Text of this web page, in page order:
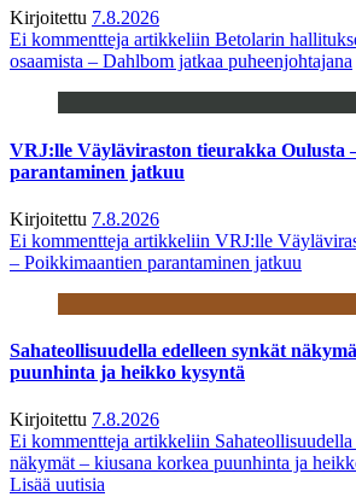
Kirjoitettu 7.8.2026
Ei kommentteja artikkeliin Betolarin
osaamista – Dahlbom jatkaa puheenjohtajana
VRJ:lle Väyläviraston tieurakka Oulusta
parantaminen jatkuu
Kirjoitettu 7.8.2026
Ei kommentteja artikkeliin VRJ:lle
– Poikkimaantien parantaminen jatkuu
Sahateollisuudella edelleen synkät
puunhinta ja heikko kysyntä
Kirjoitettu 7.8.2026
Ei kommentteja artikkeliin Sahateollisuudella
näkymät – kiusana korkea puunhinta ja
Lisää uutisia